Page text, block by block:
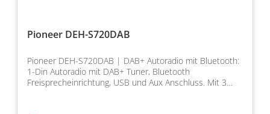
Pioneer DEH-S720DAB
Pioneer DEH-S720DAB | DAB+ Autoradio mit Bluetooth:
1-Din Autoradio mit DAB+ Tuner, Bluetooth
Freisprecheinrichtung, USB und Aux Anschluss. Mit 3